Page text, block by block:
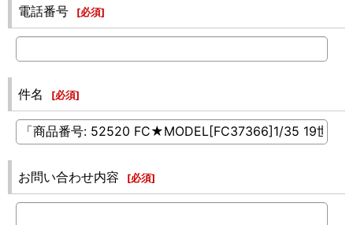
電話番号 [必須]
件名 [必須]
お問い合わせ内容 [必須]